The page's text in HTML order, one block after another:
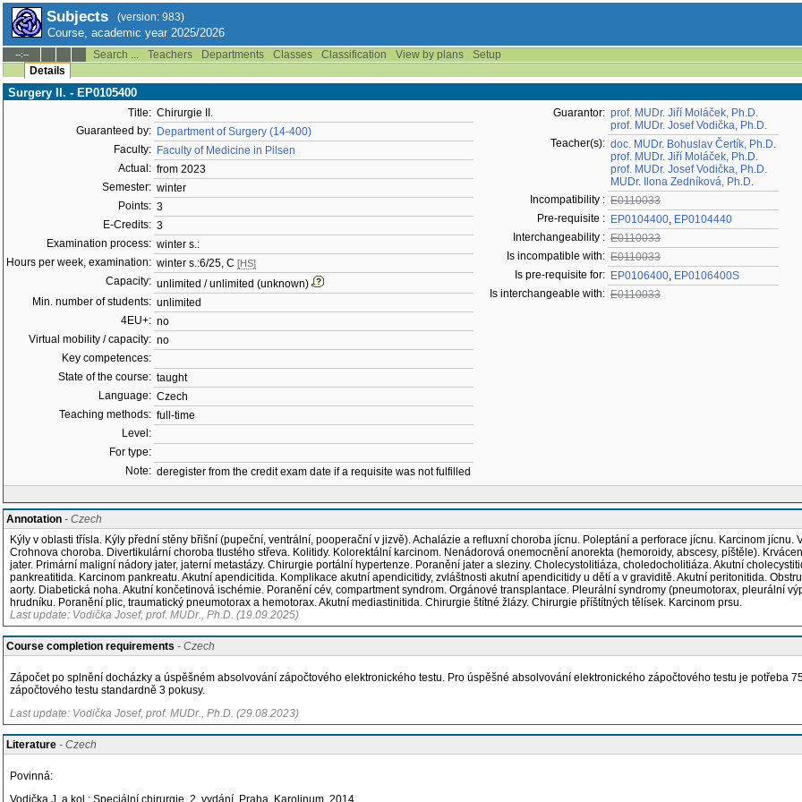
Subjects (version: 983)
Course, academic year 2025/2026
--:-- Search ... Teachers Departments Classes Classification View by plans
Setup
Details
Surgery II. - EP0105400
Title: Chirurgie II.
Guaranteed by: Department of Surgery (14-400)
Faculty: Faculty of Medicine in Pilsen
Actual: from 2023
Semester: winter
Points: 3
E-Credits: 3
Examination process: winter s.:
Hours per week, examination: winter s.:6/25, C [HS]
Capacity: unlimited / unlimited (unknown)
Min. number of students: unlimited
4EU+: no
Virtual mobility / capacity: no
Key competences:
State of the course: taught
Language: Czech
Teaching methods: full-time
Level:
For type:
Note: deregister from the credit exam date if a requisite was not fulfilled
Guarantor: prof. MUDr. Jiří Moláček, Ph.D.
prof. MUDr. Josef Vodička, Ph.D.
Teacher(s): doc. MUDr. Bohuslav Čertík, Ph.D.
prof. MUDr. Jiří Moláček, Ph.D.
prof. MUDr. Josef Vodička, Ph.D.
MUDr. Ilona Zedníková, Ph.D.
Incompatibility : E0110033
Pre-requisite : EP0104400, EP0104440
Interchangeability : E0110033
Is incompatible with: E0110033
Is pre-requisite for: EP0106400, EP0106400S
Is interchangeable with: E0110033
Annotation - Czech
Kýly v oblasti třísla. Kýly přední stěny břišní (pupeční, ventrální, pooperační v jizvě). Achalázie a refluxní choroba jícnu. Poleptání a perforace jícnu. Karcinom
Crohnova choroba. Divertikulární choroba tlustého střeva. Kolitidy. Kolorektální karcinom. Nenádorová onemocnění anorekta (hemoroidy, abscesy, píštěle).
jater. Primární maligní nádory jater, jaterní metastázy. Chirurgie portální hypertenze. Poranění jater a sleziny. Cholecystolitiáza, choledocholitiáza. Akutní
pankreatitida. Karcinom pankreatu. Akutní apendicitida. Komplikace akutní apendicitidy, zvláštnosti akutní apendicitidy u dětí a v graviditě. Akutní peritonitida.
aorty. Diabetická noha. Akutní končetinová ischémie. Poranění cév, compartment syndrom. Orgánové transplantace. Pleurální syndromy (pneumotorax, pleurální
hrudníku. Poranění plic, traumatický pneumotorax a hemotorax. Akutní mediastinitida. Chirurgie štítné žlázy. Chirurgie příštítných tělísek. Karcinom prsu.
Last update: Vodička Josef, prof. MUDr., Ph.D. (19.09.2025)
Course completion requirements - Czech
Zápočet po splnění docházky a úspěšném absolvování zápočtového elektronického testu. Pro úspěšné absolvování elektronického zápočtového testu je potřeba
zápočtového testu standardně 3 pokusy.
Last update: Vodička Josef, prof. MUDr., Ph.D. (29.08.2023)
Literature - Czech
Povinná:
Vodička J. a kol.: Speciální chirurgie. 2. vydání. Praha, Karolinum, 2014.